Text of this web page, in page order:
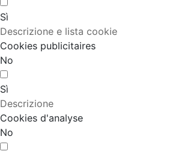
Sì
Descrizione e lista cookie
Cookies publicitaires
No
Sì
Descrizione
Cookies d'analyse
No